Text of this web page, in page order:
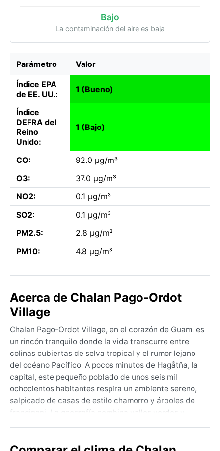
Bajo
La contaminación del aire es baja
Parámetro Valor
Índice EPA
de EE. UU.:
1 (Bueno)
Índice
DEFRA del
Reino
Unido:
1 (Bajo)
CO:
92.0 µg/m³
O3:
37.0 µg/m³
NO2:
0.1 µg/m³
SO2:
0.1 µg/m³
PM2.5:
2.8 µg/m³
PM10:
4.8 µg/m³
Acerca de Chalan Pago-Ordot
Village
Chalan Pago-Ordot Village, en el corazón de Guam, es
un rincón tranquilo donde la vida transcurre entre
colinas cubiertas de selva tropical y el rumor lejano
del océano Pacífico. A pocos minutos de Hagåtña, la
capital, este pequeño poblado de unos seis mil
ochocientos habitantes respira un ambiente sereno,
salpicado de casas de estilo chamorro y árboles de
frangipani. La geografía combina valles verdes y
como las fiestas de los pueblos y el aroma del